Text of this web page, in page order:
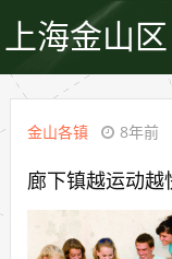
上海金山区
金山各镇 8年前
廊下镇越运动越